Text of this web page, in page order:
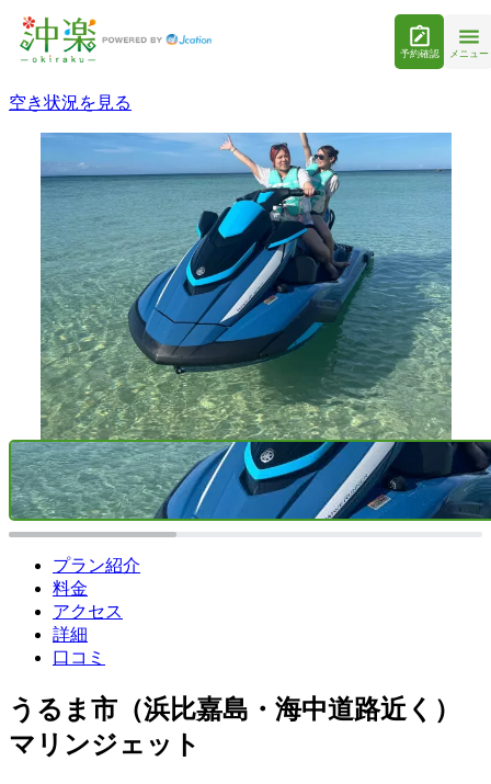
予約確認 メニュー
空き状況を見る
プラン紹介
料金
アクセス
詳細
口コミ
うるま市（浜比嘉島・海中道路近く）
マリンジェット